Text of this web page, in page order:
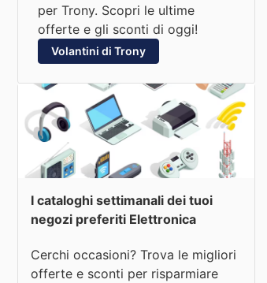
per Trony. Scopri le ultime
offerte e gli sconti di oggi!
Volantini di Trony
I cataloghi settimanali dei tuoi
negozi preferiti Elettronica
Cerchi occasioni? Trova le migliori
offerte e sconti per risparmiare